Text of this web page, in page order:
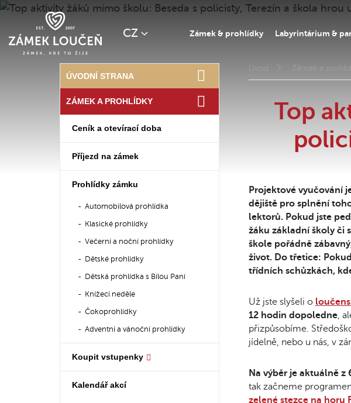
CZ Zámek & prohlídky Labyrintárium &
Úvod Zámek a
Top
Projektové vyučování
dějiště pro splnění
lektorů. Pokud jste
žáku základní školy či
škole pořádně
život. Do třetice:
třídních schůzkách,
Už jste slyšeli o
12 hodin dopoledne,
přizpůsobíme.
jídelně, nebo u nás, v
Na výběr je aktuálně
tak začneme
zelené stezce na horu
ÚVODNÍ STRANA
ZÁMEK A PROHLÍDKY
Ceník a otevírací doba
Příjezd na zámek
Prohlídky zámku
Automobilová prohlídka
Klasické prohlídky
Večerní a noční prohlídky
Dětské prohlídky
Dětská prohlídka s Bílou Paní
Knížecí neděle
Čokoprohlídky
Adventní a vánoční prohlídky
Koupit vstupenky
Kalendář akcí